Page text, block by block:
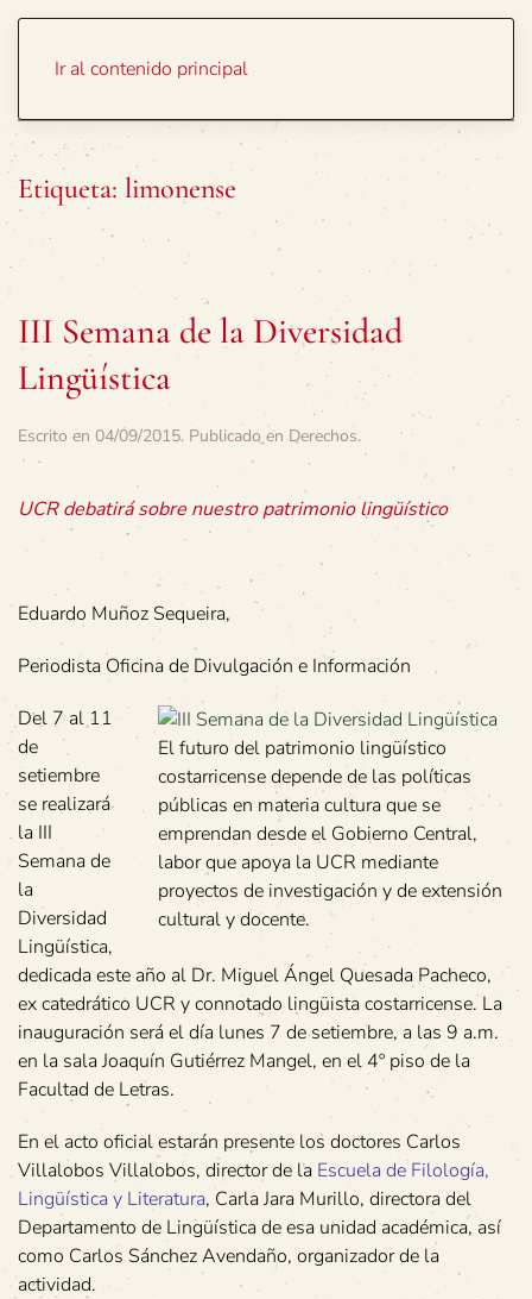
Ir al contenido principal
Etiqueta: limonense
III Semana de la Diversidad
Lingüística
Escrito en 04/09/2015. Publicado en Derechos.
UCR debatirá sobre nuestro patrimonio lingüístico
Eduardo Muñoz Sequeira,
Periodista Oficina de Divulgación e Información
El futuro del patrimonio lingüístico
costarricense depende de las políticas
públicas en materia cultura que se
emprendan desde el Gobierno Central,
labor que apoya la UCR mediante
proyectos de investigación y de extensión
cultural y docente.
Del 7 al 11
de
setiembre
se realizará
la III
Semana de
la
Diversidad
Lingüística,
dedicada este año al Dr. Miguel Ángel Quesada Pacheco,
ex catedrático UCR y connotado lingüista costarricense. La
inauguración será el día lunes 7 de setiembre, a las 9 a.m.
en la sala Joaquín Gutiérrez Mangel, en el 4º piso de la
Facultad de Letras.
En el acto oficial estarán presente los doctores Carlos
Villalobos Villalobos, director de la Escuela de Filología,
Lingüística y Literatura, Carla Jara Murillo, directora del
Departamento de Lingüística de esa unidad académica, así
como Carlos Sánchez Avendaño, organizador de la
actividad.